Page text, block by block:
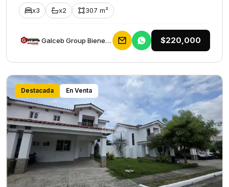
x3 x2 307 m²
Galceb Group Bienes Raices $220,000
Destacada En Venta